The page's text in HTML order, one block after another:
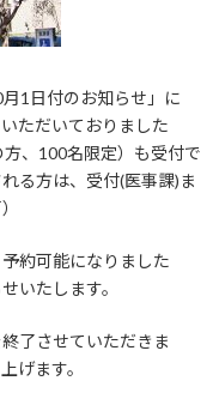
1日付のお知らせ」に
ただいておりました
、100名限定）も受付で
る方は、受付(医事課)ま
約可能になりました
いたします。
了させていただきま
げます。